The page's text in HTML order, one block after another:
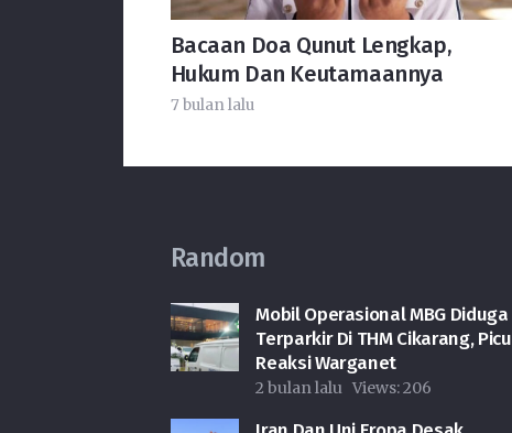
Bacaan Doa Qunut Lengkap,
Hukum Dan Keutamaannya
7 bulan lalu
Random
Mobil Operasional MBG Diduga
Terparkir Di THM Cikarang, Picu
Reaksi Warganet
2 bulan lalu Views:206